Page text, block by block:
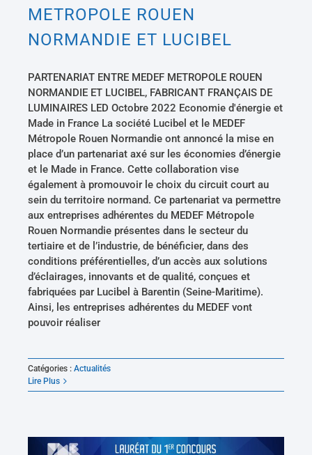
METROPOLE ROUEN
NORMANDIE ET LUCIBEL
PARTENARIAT ENTRE MEDEF METROPOLE ROUEN
NORMANDIE ET LUCIBEL, FABRICANT FRANÇAIS DE
LUMINAIRES LED Octobre 2022 Economie d'énergie et
Made in France La société Lucibel et le MEDEF
Métropole Rouen Normandie ont annoncé la mise en
place d’un partenariat axé sur les économies d’énergie
et le Made in France. Cette collaboration vise
également à promouvoir le choix du circuit court au
sein du territoire normand. Ce partenariat va permettre
aux entreprises adhérentes du MEDEF Métropole
Rouen Normandie présentes dans le secteur du
tertiaire et de l’industrie, de bénéficier, dans des
conditions préférentielles, d’un accès aux solutions
d’éclairages, innovants et de qualité, conçues et
fabriquées par Lucibel à Barentin (Seine-Maritime).
Ainsi, les entreprises adhérentes du MEDEF vont
pouvoir réaliser
Catégories :Actualités
Lire Plus